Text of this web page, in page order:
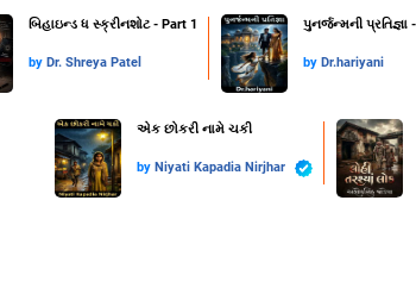
બિહાઇન્ડ ધ સ્ક્રીનશોટ - Part 1
by Dr. Shreya Patel
પુનર્જન્મની પ્રતિજ્ઞા
by Dr.hariyani
એક છોકરી નામે ચકી
by Niyati Kapadia Nirjhar